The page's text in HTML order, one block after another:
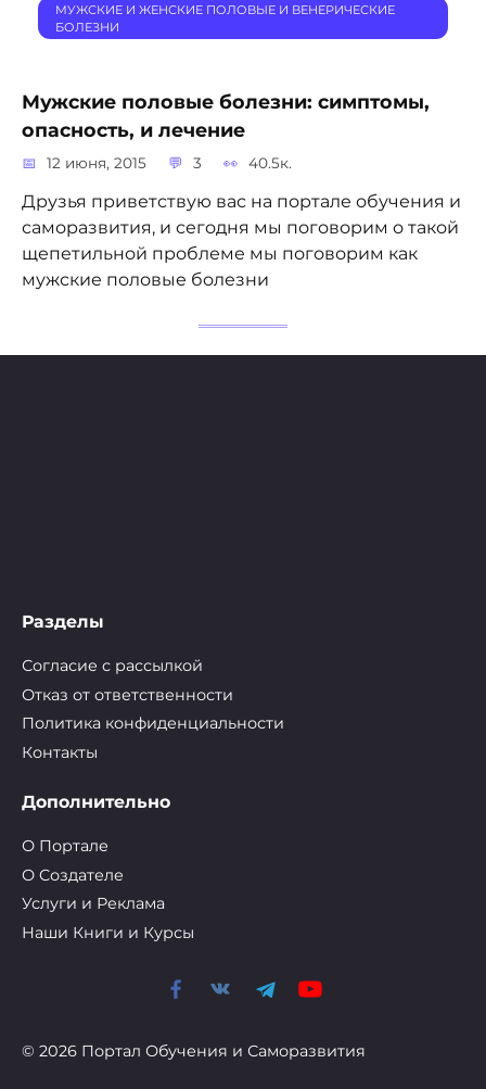
МУЖСКИЕ И ЖЕНСКИЕ ПОЛОВЫЕ И ВЕНЕРИЧЕСКИЕ
БОЛЕЗНИ
Мужские половые болезни: симптомы,
опасность, и лечение
12 июня, 2015 3 40.5к.
Друзья приветствую вас на портале обучения и
саморазвития, и сегодня мы поговорим о такой
щепетильной проблеме мы поговорим как
мужские половые болезни
Разделы
Согласие с рассылкой
Отказ от ответственности
Политика конфиденциальности
Контакты
Дополнительно
О Портале
О Cоздателе
Услуги и Реклама
Наши Книги и Курсы
© 2026 Портал Обучения и Саморазвития